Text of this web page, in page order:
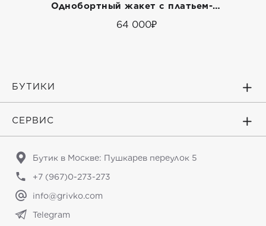
Однобортный жакет с платьем-шестиклинка
64 000₽
БУТИКИ
СЕРВИС
Бутик в Москве: Пушкарев переулок 5
+7 (967)0-273-273
info@grivko.com
Telegram